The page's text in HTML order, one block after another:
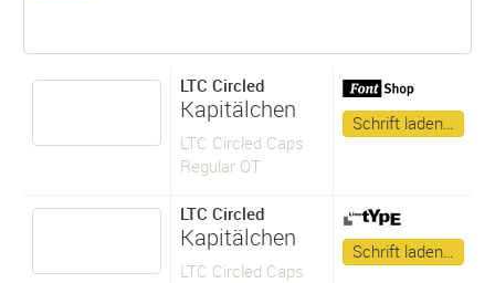
LTC Circled
Kapitälchen
LTC Circled Caps
Regular OT
Schrift laden…
LTC Circled
Kapitälchen
LTC Circled Caps
Schrift laden…